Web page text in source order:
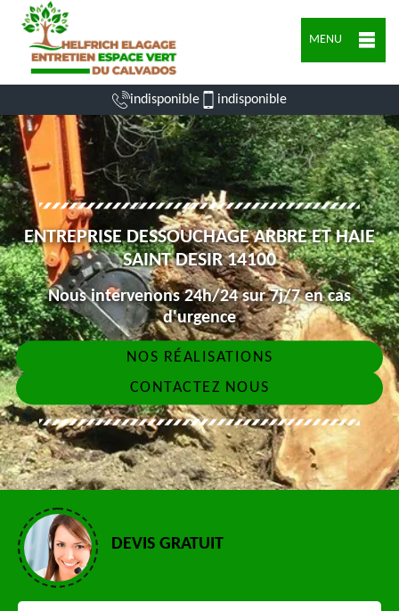
MENU
indisponible indisponible
ENTREPRISE DESSOUCHAGE ARBRE ET HAIE
SAINT DESIR 14100
Nous intervenons 24h/24 sur 7j/7 en cas
d'urgence
NOS RÉALISATIONS
CONTACTEZ NOUS
DEVIS GRATUIT